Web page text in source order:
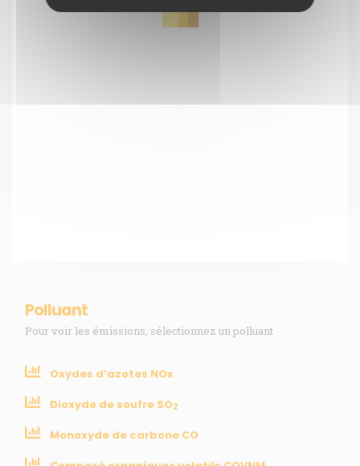
Polluant
Pour voir les émissions, sélectionnez un polluant
Oxydes d’azotes NOx
Dioxyde de soufre SO2
Monoxyde de carbone CO
NOS SERVICES
CONTACT
31, rue du Pr. Raymond Garcin, 97200 Fort-de-France
Tél : 0596 60 08 48
Mail : info@madininair.fr